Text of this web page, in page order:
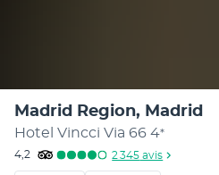
Madrid Region, Madrid
Hotel Vincci Via 66 4*
4,2 2 345 avis